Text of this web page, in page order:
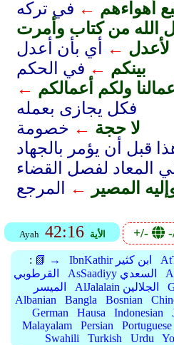
أهواءهم ← في تركه
الله من كتاب وأمرت
لأعدل ←
أي بأن أعدل
بينكم ← في الحكم
ولكم أعمالكم ←
فكل يجازى بعمله
لا حجة ← خصومة
قبل أن يؤمر بالجهاد
المعاد لفصل القضاء
المصير
←
Ayah 42:16 الأية +/-
: 📗 → IbnKathir ابن كثير
القرطوبي
AsSaadiyy السعدي
الميسر
AlJalalain الجلالين
Albanian
Bangla Bosnian
German
Hausa Indonesian
Malayalam
Persian Portuguese
Swahili
Turkish Urdu